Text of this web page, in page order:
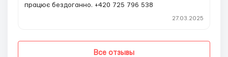
працює бездоганно. +420 725 796 538
27.03.2025
Все отзывы